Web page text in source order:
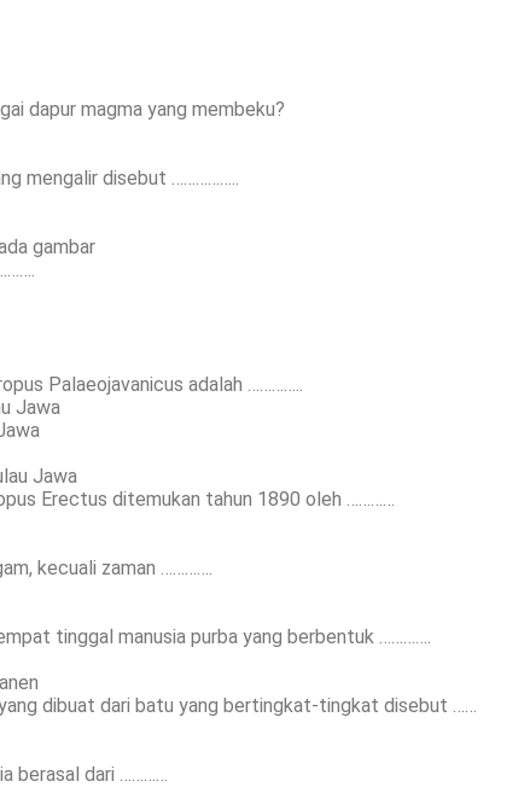
dapur magma yang membeku?
mengalir disebut ……………..
gambar
Palaeojavanicus adalah …………..
Jawa
Jawa
Erectus ditemukan tahun 1890 oleh …………
kecuali zaman ………….
tinggal manusia purba yang berbentuk ………….
dibuat dari batu yang bertingkat-tingkat disebut ……
berasal dari …………